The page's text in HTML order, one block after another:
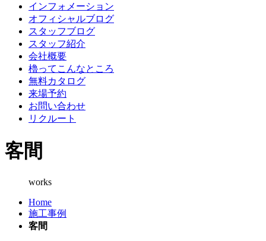
インフォメーション
オフィシャルブログ
スタッフブログ
スタッフ紹介
会社概要
櫓ってこんなところ
無料カタログ
来場予約
お問い合わせ
リクルート
客間
works
Home
施工事例
客間